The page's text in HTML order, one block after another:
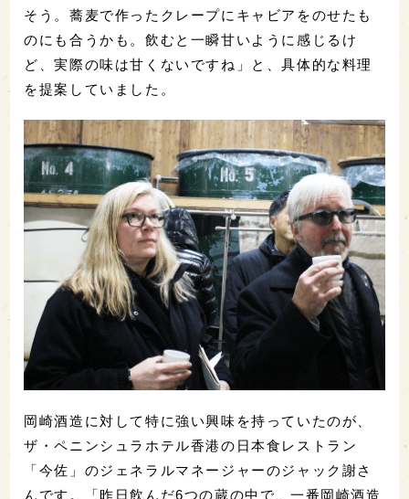
そう。蕎麦で作ったクレープにキャビアをのせたも
のにも合うかも。飲むと一瞬甘いように感じるけ
ど、実際の味は甘くないですね」と、具体的な料理
を提案していました。
岡崎酒造に対して特に強い興味を持っていたのが、
ザ・ペニンシュラホテル香港の日本食レストラン
「今佐」のジェネラルマネージャーのジャック謝さ
んです。「昨日飲んだ6つの蔵の中で、一番岡崎酒造